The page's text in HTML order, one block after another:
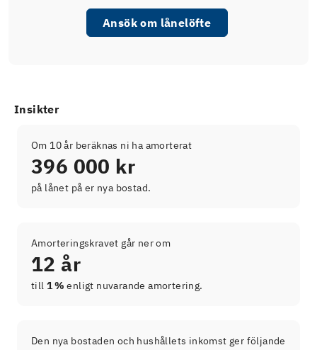
Ansök om lånelöfte
Insikter
Om 10 år beräknas ni ha amorterat
396 000 kr
på lånet på er nya bostad.
Amorteringskravet går ner om
12 år
till 1 % enligt nuvarande amortering.
Den nya bostaden och hushållets inkomst ger följande